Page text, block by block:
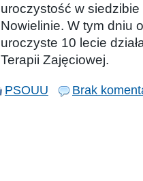
uroczystość w siedzibie
Nowielinie. W tym dniu
uroczyste 10 lecie
Terapii Zajęciowej.
PSOUU Brak